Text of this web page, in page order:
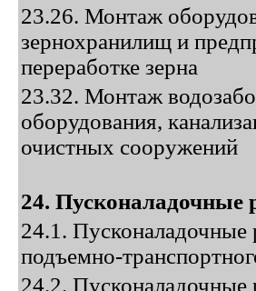
23.26. Монтаж
зернохранилищ и
переработке зерна
23.32. Монтаж
оборудования,
очистных сооружений
24. Пусконаладочные
24.1. Пусконаладочные
подъемно-
24.2. Пусконаладочные